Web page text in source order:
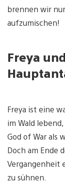
brennen wir
aufzumischen!
Freya
Freya ist eine
im Wald
God of War als
Doch am Ende
Vergangenheit
zu sühnen.